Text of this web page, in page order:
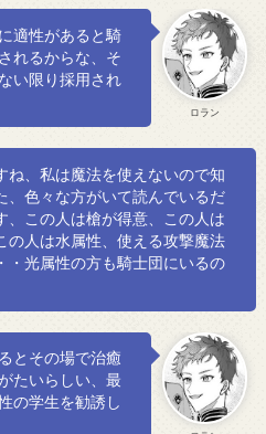
ロラン
適性があると騎
れるからな、そ
い限り採用され
ね、私は魔法を使えないので知
、色々な方がいて読んでいるだ
、この人は槍が得意、この人は
の人は水属性、使える攻撃魔法
・光属性の方も騎士団にいるの
とその場で治癒
たいらしい、最
の学生を勧誘し